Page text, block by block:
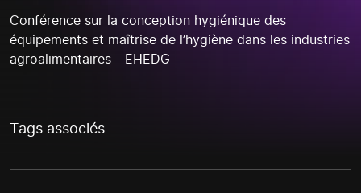
Conférence sur la conception hygiénique des
équipements et maîtrise de l’hygiène dans les industries
agroalimentaires - EHEDG
Tags associés